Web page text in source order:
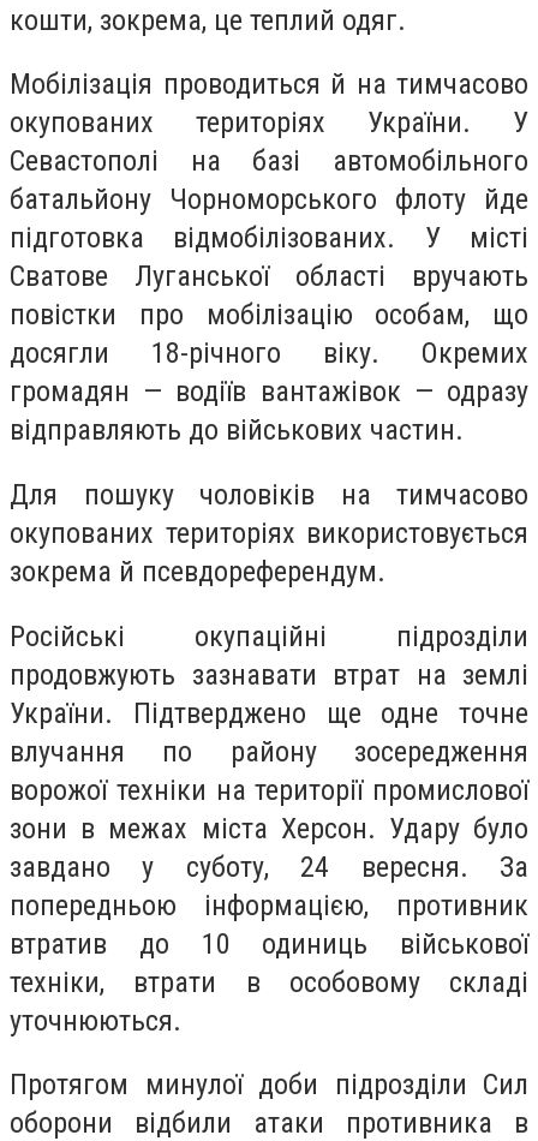
кошти, зокрема, це теплий одяг.
Мобілізація проводиться й на тимчасово
окупованих територіях України. У
Севастополі на базі автомобільного
батальйону Чорноморського флоту йде
підготовка відмобілізованих. У місті
Сватове Луганської області вручають
повістки про мобілізацію особам, що
досягли 18-річного віку. Окремих
громадян — водіїв вантажівок — одразу
відправляють до військових частин.
Для пошуку чоловіків на тимчасово
окупованих територіях використовується
зокрема й псевдореферендум.
Російські окупаційні підрозділи
продовжують зазнавати втрат на землі
України. Підтверджено ще одне точне
влучання по району зосередження
ворожої техніки на території промислової
зони в межах міста Херсон. Удару було
завдано у суботу, 24 вересня. За
попередньою інформацією, противник
втратив до 10 одиниць військової
техніки, втрати в особовому складі
уточнюються.
Протягом минулої доби підрозділи Сил
оборони відбили атаки противника в